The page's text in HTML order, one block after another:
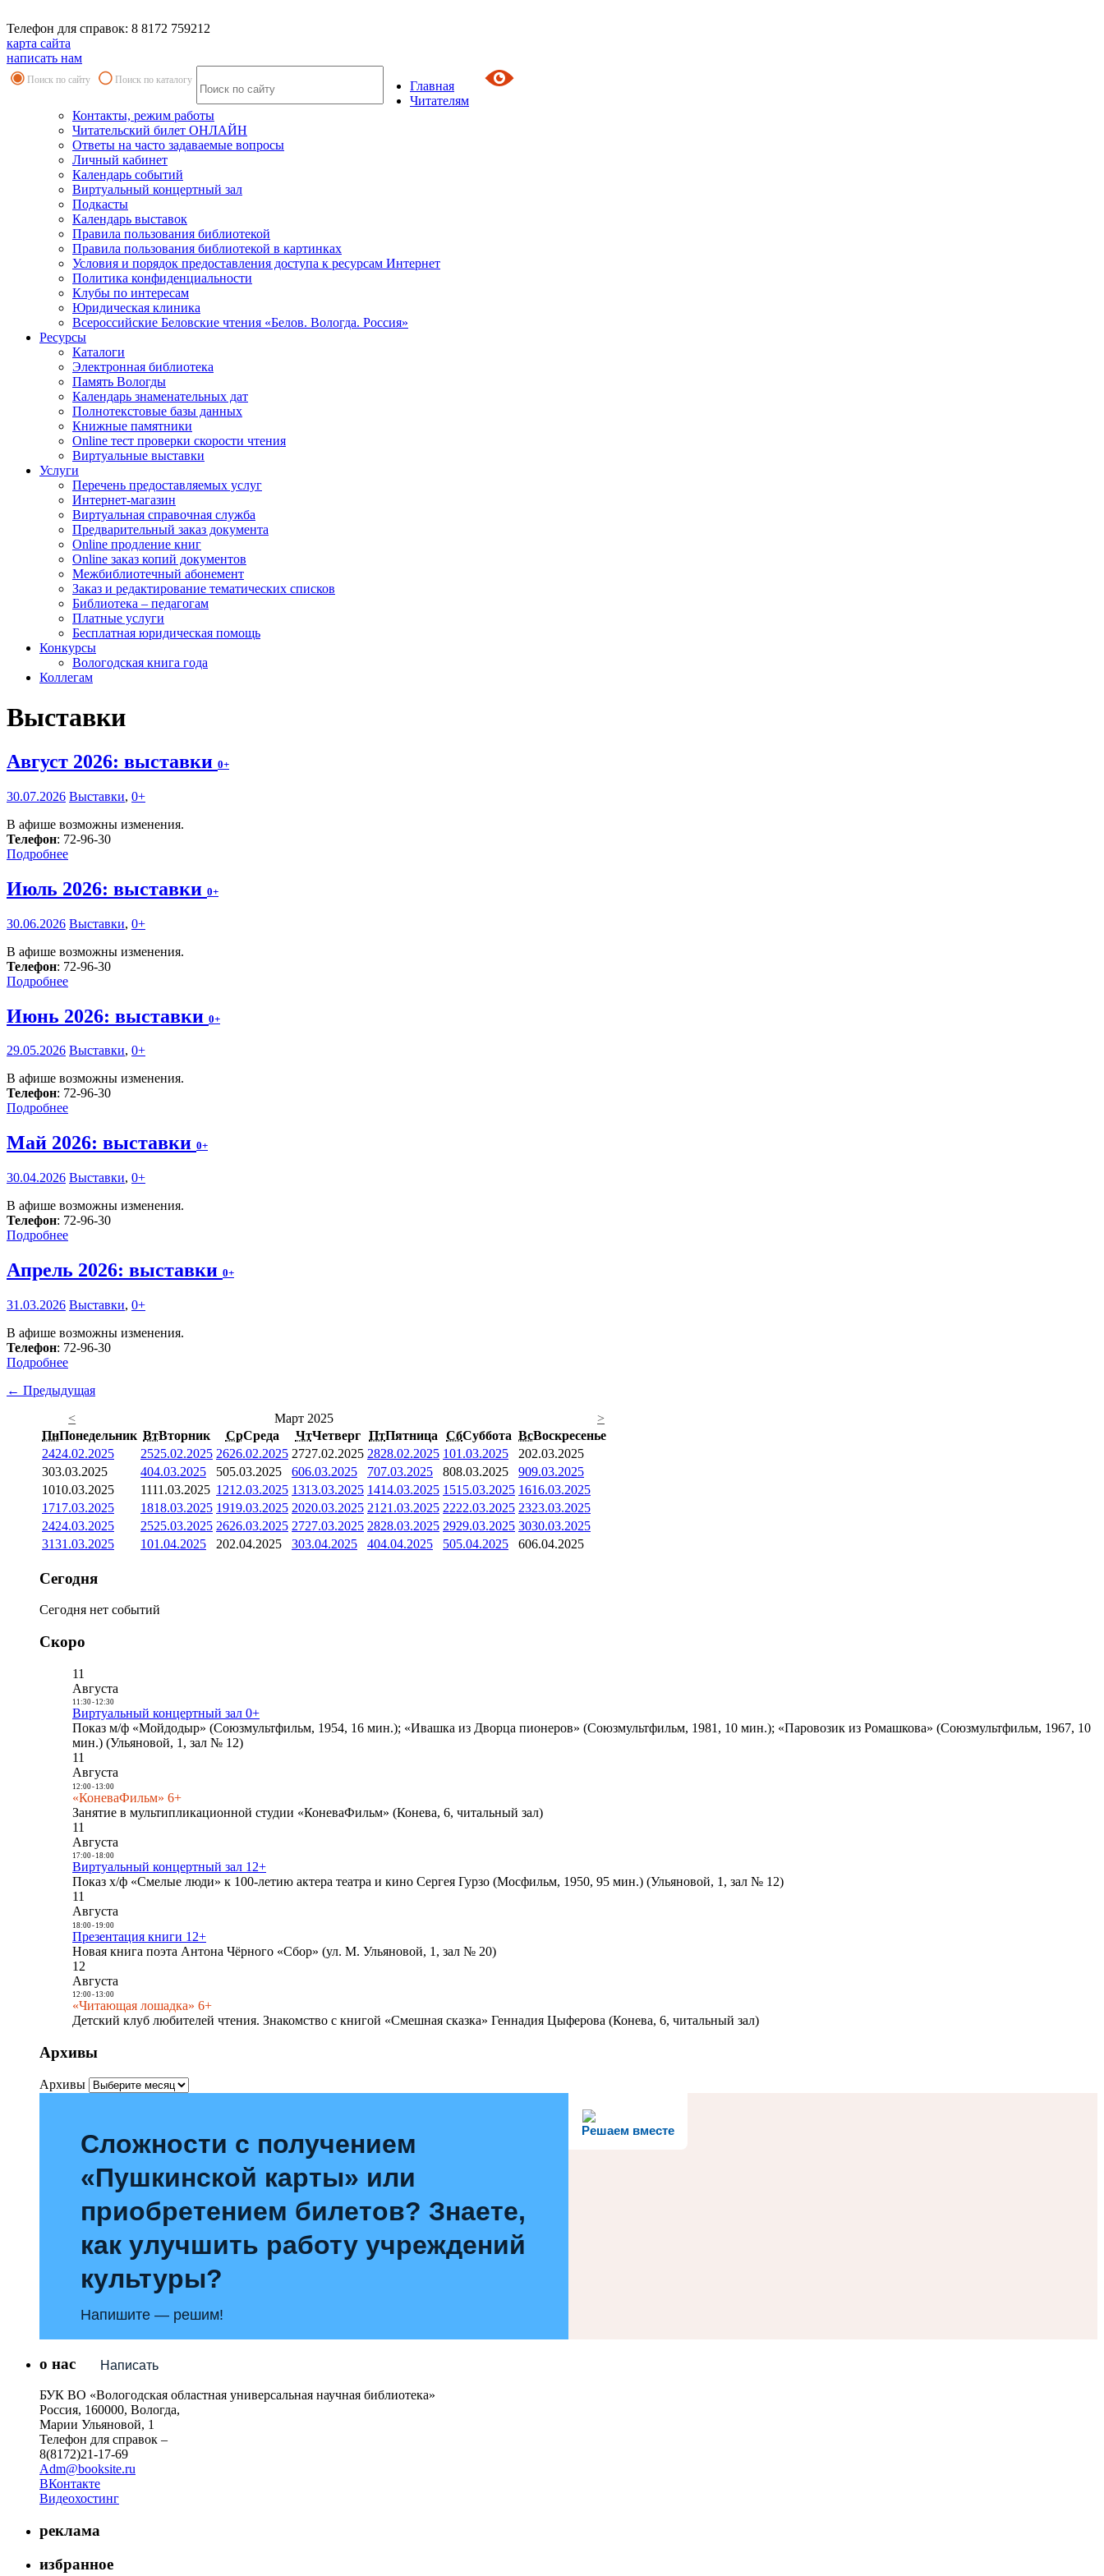
Телефон для справок: 8 8172 759212
карта сайта
написать нам
Поиск по сайту Поиск по каталогу
Главная
Читателям
Контакты, режим работы
Читательский билет ОНЛАЙН
Ответы на часто задаваемые вопросы
Личный кабинет
Календарь событий
Виртуальный концертный зал
Подкасты
Календарь выставок
Правила пользования библиотекой
Правила пользования библиотекой в картинках
Условия и порядок предоставления доступа к ресурсам Интернет
Политика конфиденциальности
Клубы по интересам
Юридическая клиника
Всероссийские Беловские чтения «Белов. Вологда. Россия»
Ресурсы
Каталоги
Электронная библиотека
Память Вологды
Календарь знаменательных дат
Полнотекстовые базы данных
Книжные памятники
Online тест проверки скорости чтения
Виртуальные выставки
Услуги
Перечень предоставляемых услуг
Интернет-магазин
Виртуальная справочная служба
Предварительный заказ документа
Online продление книг
Online заказ копий документов
Межбиблиотечный абонемент
Заказ и редактирование тематических списков
Библиотека – педагогам
Платные услуги
Бесплатная юридическая помощь
Конкурсы
Вологодская книга года
Коллегам
Выставки
Август 2026: выставки 0+
30.07.2026 Выставки, 0+
В афише возможны изменения.
Телефон: 72-96-30
Подробнее
Июль 2026: выставки 0+
30.06.2026 Выставки, 0+
В афише возможны изменения.
Телефон: 72-96-30
Подробнее
Июнь 2026: выставки 0+
29.05.2026 Выставки, 0+
В афише возможны изменения.
Телефон: 72-96-30
Подробнее
Май 2026: выставки 0+
30.04.2026 Выставки, 0+
В афише возможны изменения.
Телефон: 72-96-30
Подробнее
Апрель 2026: выставки 0+
31.03.2026 Выставки, 0+
В афише возможны изменения.
Телефон: 72-96-30
Подробнее
← Предыдущая
<
Март 2025
>
ПнПонедельник ВтВторник СрСреда ЧтЧетверг ПтПятница СбСуббота ВсВоскресенье
2424.02.2025 2525.02.2025 2626.02.2025 2727.02.2025 2828.02.2025 101.03.2025 202.03.2025
303.03.2025 404.03.2025 505.03.2025 606.03.2025 707.03.2025 808.03.2025 909.03.2025
1010.03.2025 1111.03.2025 1212.03.2025 1313.03.2025 1414.03.2025 1515.03.2025 1616.03.2025
1717.03.2025 1818.03.2025 1919.03.2025 2020.03.2025 21 21.03.2025 2222.03.2025 2323.03.2025
2424.03.2025 2525.03.2025 2626.03.2025 2727.03.2025 2828.03.2025 2929.03.2025 3030.03.2025
3131.03.2025 101.04.2025 202.04.2025 303.04.2025 404.04.2025 505.04.2025 606.04.2025
Сегодня
Сегодня нет событий
Скоро
11
Августа
11:30- 12:30
Виртуальный концертный зал 0+
Показ м/ф «Мойдодыр» (Союзмультфильм, 1954, 16 мин.); «Ивашка из Дворца пионеров» (Союзмультфильм, 1981, 10 мин.); «Паровозик из Ромашкова» (Союзмультфильм, 1967, 10
мин.) (Ульяновой, 1, зал № 12)
11
Августа
12:00- 13:00
«КоневаФильм» 6+
Занятие в мультипликационной студии «КоневаФильм» (Конева, 6, читальный зал)
11
Августа
17:00- 18:00
Виртуальный концертный зал 12+
Показ х/ф «Смелые люди» к 100-летию актера театра и кино Сергея Гурзо (Мосфильм, 1950, 95 мин.) (Ульяновой, 1, зал № 12)
11
Августа
18:00- 19:00
Презентация книги 12+
Новая книга поэта Антона Чёрного «Сбор» (ул. М. Ульяновой, 1, зал № 20)
12
Августа
12:00- 13:00
«Читающая лошадка» 6+
Детский клуб любителей чтения. Знакомство с книгой «Смешная сказка» Геннадия Цыферова (Конева, 6, читальный зал)
Архивы
Архивы
Решаем вместе
Сложности с получением
«Пушкинской карты» или
приобретением билетов? Знаете,
как улучшить работу учреждений
культуры?
Напишите — решим!
Написать
о нас
БУК ВО «Вологодская областная универсальная научная библиотека»
Россия, 160000, Вологда,
Марии Ульяновой, 1
Телефон для справок –
8(8172)21-17-69
Adm@booksite.ru
ВКонтакте
Видеохостинг
реклама
избранное